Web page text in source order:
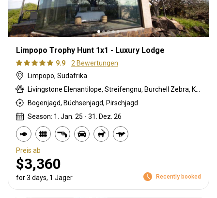
Limpopo Trophy Hunt 1x1 - Luxury Lodge
9.9
2 Bewertungen
Limpopo, Südafrika
Bogenjagd, Büchsenjagd, Pirschjagd
Season: 1. Jan. 25 - 31. Dez. 26
Preis ab
$3,360
for 3 days, 1 Jäger Recently booked